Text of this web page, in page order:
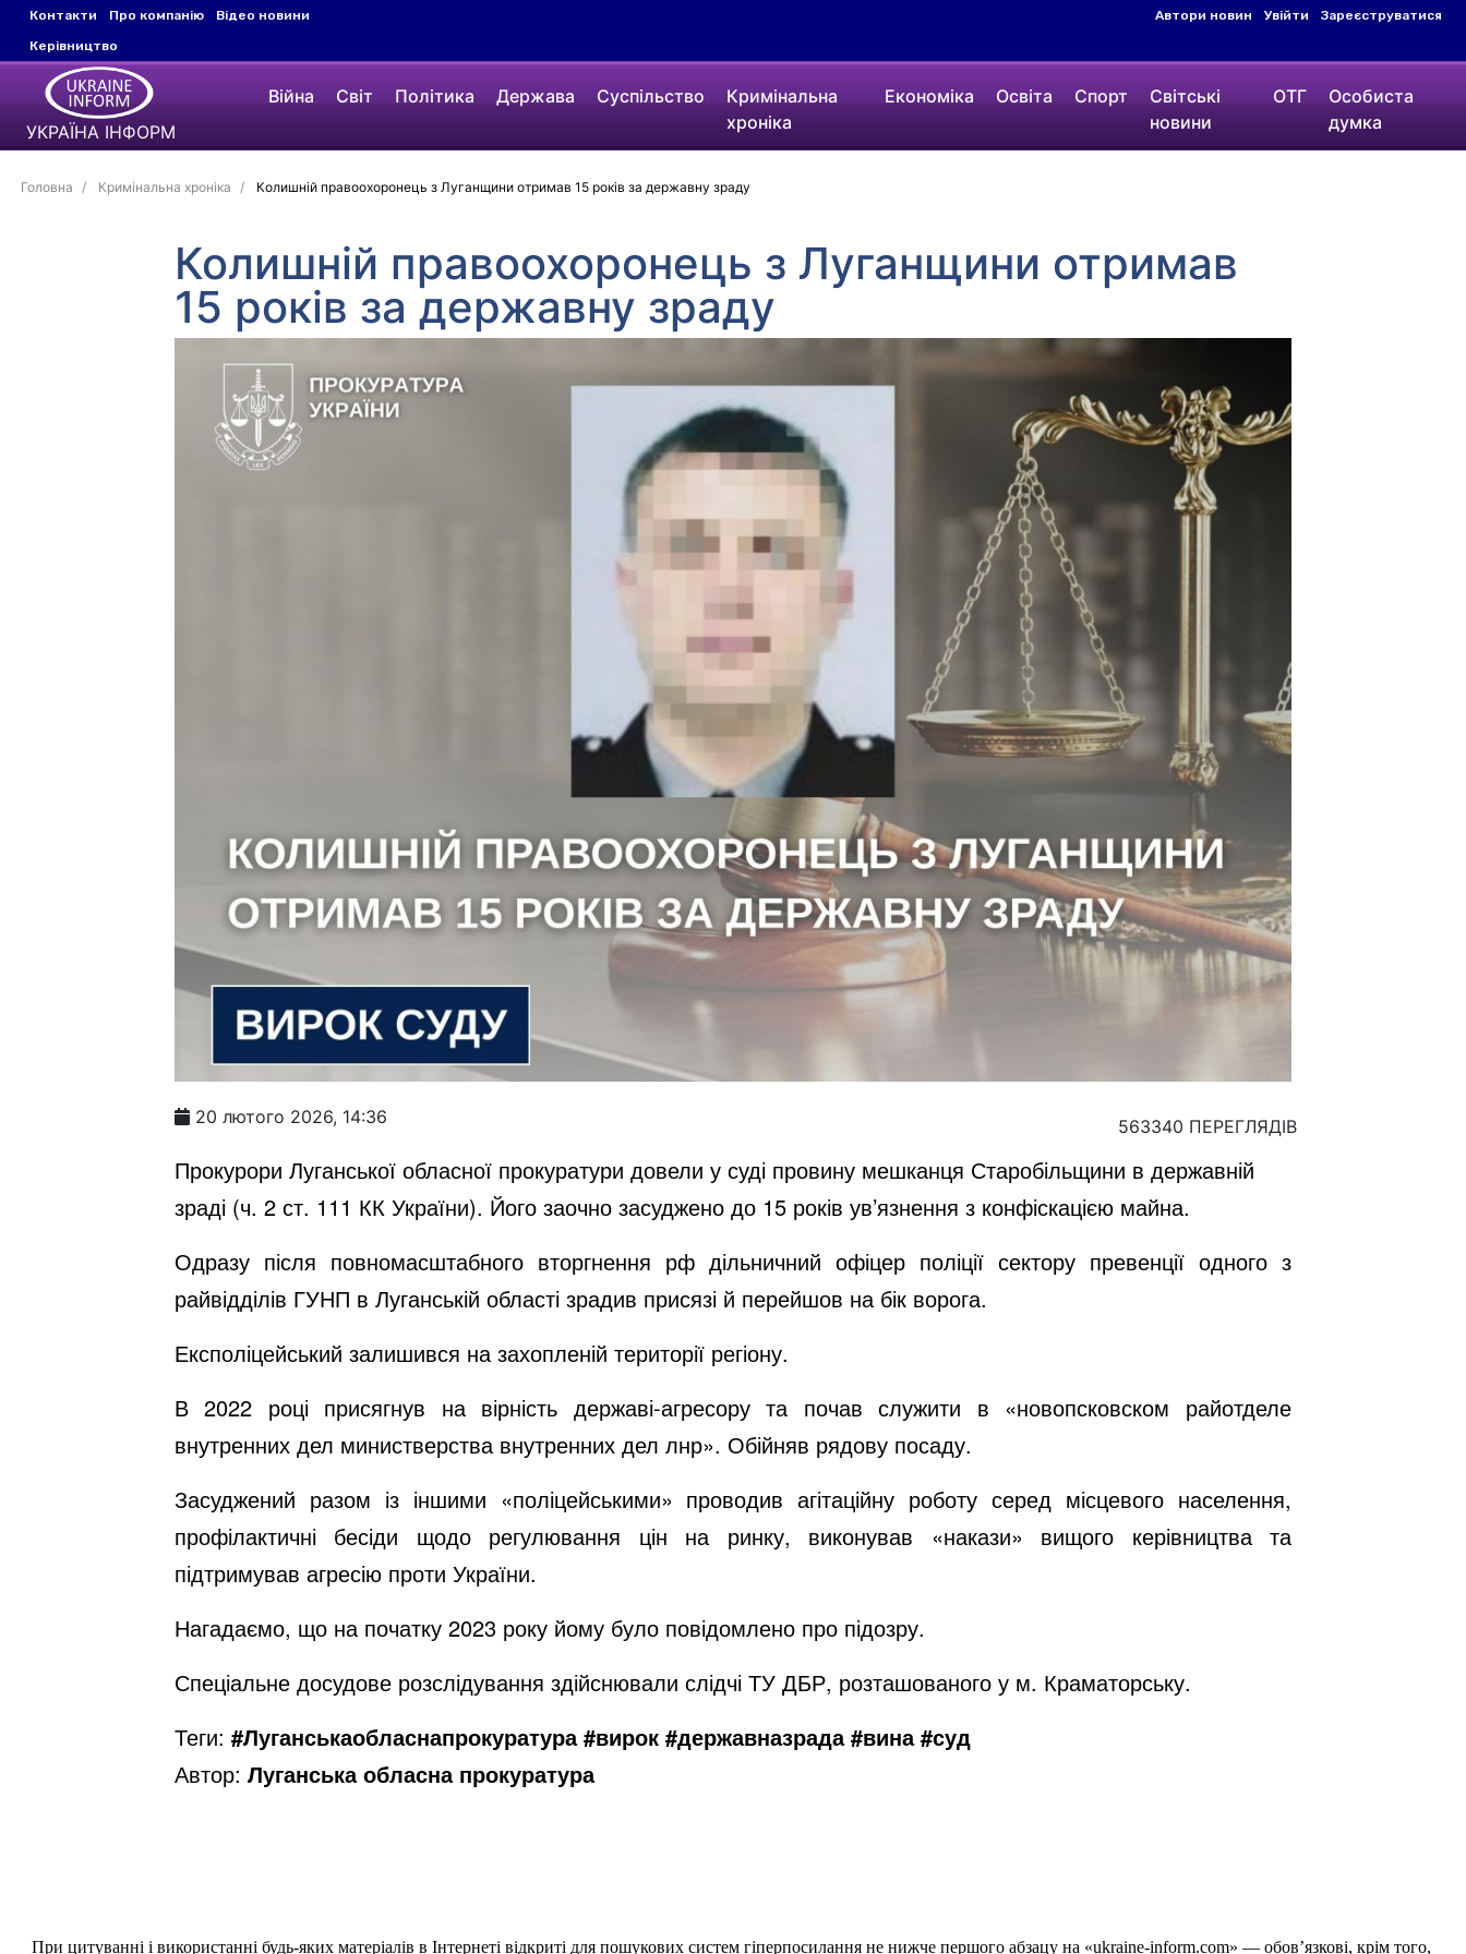
Контакти Про компанію
Відео новини
Керівництво
Автори новин Увійти Зареєструватися
УКРАЇНА ІНФОРМ
Війна Світ Політика Держава Суспільство
Кримінальна
хроніка
Економіка Освіта Спорт
Світські
новини
ОТГ
Особиста
думка
Головна Кримінальна хроніка Колишній правоохоронець з Луганщини отримав 15 років за державну зраду
Колишній правоохоронець з Луганщини отримав
15 років за державну зраду
20 лютого 2026, 14:36 563340 ПЕРЕГЛЯДІВ
Прокурори Луганської обласної прокуратури довели у суді провину мешканця Старобільщини в державній
зраді (ч. 2 ст. 111 КК України). Його заочно засуджено до 15 років ув’язнення з конфіскацією майна.
Одразу після повномасштабного вторгнення рф дільничний офіцер поліції сектору превенції одного з
райвідділів ГУНП в Луганській області зрадив присязі й перейшов на бік ворога.
Експоліцейський залишився на захопленій території регіону.
В 2022 році присягнув на вірність державі-агресору та почав служити в «новопсковском райотделе
внутренних дел министверства внутренних дел лнр». Обійняв рядову посаду.
Засуджений разом із іншими «поліцейськими» проводив агітаційну роботу серед місцевого населення,
профілактичні бесіди щодо регулювання цін на ринку, виконував «накази» вищого керівництва та
підтримував агресію проти України.
Нагадаємо, що на початку 2023 року йому було повідомлено про підозру.
Спеціальне досудове розслідування здійснювали слідчі ТУ ДБР, розташованого у м. Краматорську.
Теги: #Луганськаобласнапрокуратура #вирок #державназрада #вина #суд
Автор: Луганська обласна прокуратура
При цитуванні і використанні будь-яких матеріалів в Інтернеті відкриті для пошукових систем гіперпосилання не нижче першого абзацу на «ukraine-inform.com» — обов’язкові, крім того,